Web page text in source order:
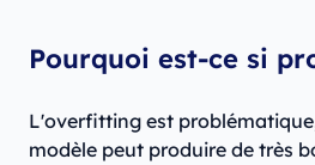
Pourquoi est-ce si
L'overfitting est
modèle peut produire de très